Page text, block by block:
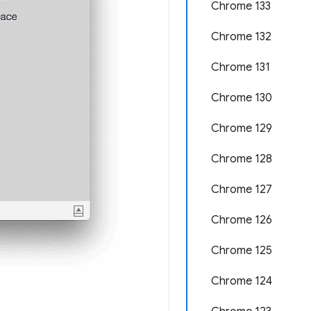
Chrome 133
Chrome 132
Chrome 131
Chrome 130
Chrome 129
Chrome 128
Chrome 127
Chrome 126
Chrome 125
Chrome 124